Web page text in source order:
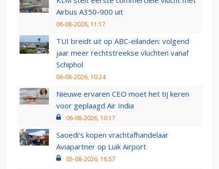
Airbus A350-900 uit
06-08-2026, 11:17
TUI breidt uit op ABC-eilanden: volgend
jaar meer rechtstreekse vluchten vanaf
Schiphol
06-08-2026, 10:24
Nieuwe ervaren CEO moet het tij keren
voor geplaagd Air India
06-08-2026, 10:17
Saoedi’s kopen vrachtafhandelaar
Aviapartner op Luik Airport
05-08-2026, 16:57